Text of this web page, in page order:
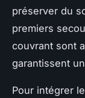
préserver du
premiers
couvrant sont
garantissent
Pour intégrer